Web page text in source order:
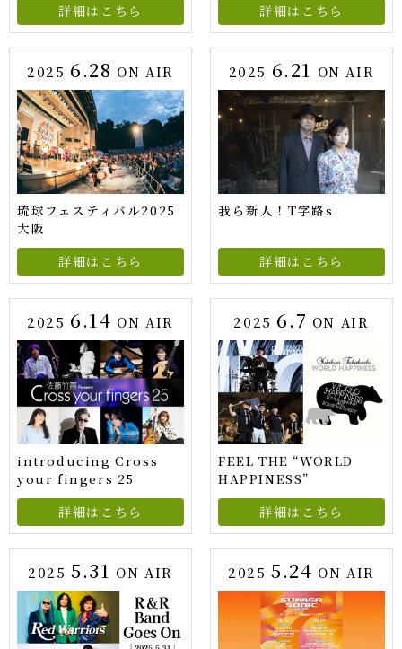
詳細はこちら
詳細はこちら
2025 6.28 ON AIR
琉球フェスティバル2025
大阪
詳細はこちら
2025 6.21 ON AIR
我ら新人！T字路s
詳細はこちら
2025 6.14 ON AIR
introducing Cross
your fingers 25
詳細はこちら
2025 6.7 ON AIR
FEEL THE “WORLD
HAPPINESS”
詳細はこちら
20255.31 ON AIR 20255.24 ON AIR